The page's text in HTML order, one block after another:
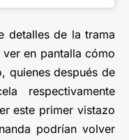
detalles de la trama
en pantalla cómo
quienes después de
respectivamente
este primer vistazo
podrían volver